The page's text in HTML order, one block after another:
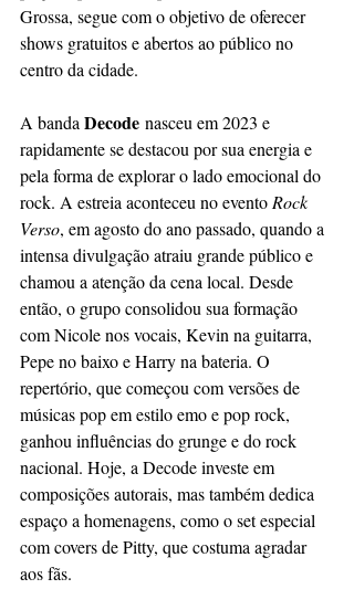
Grossa, segue com o objetivo de oferecer
shows gratuitos e abertos ao público no
centro da cidade.
A banda Decode nasceu em 2023 e
rapidamente se destacou por sua energia e
pela forma de explorar o lado emocional do
rock. A estreia aconteceu no evento Rock
Verso, em agosto do ano passado, quando a
intensa divulgação atraiu grande público e
chamou a atenção da cena local. Desde
então, o grupo consolidou sua formação
com Nicole nos vocais, Kevin na guitarra,
Pepe no baixo e Harry na bateria. O
repertório, que começou com versões de
músicas pop em estilo emo e pop rock,
ganhou influências do grunge e do rock
nacional. Hoje, a Decode investe em
composições autorais, mas também dedica
espaço a homenagens, como o set especial
com covers de Pitty, que costuma agradar
aos fãs.